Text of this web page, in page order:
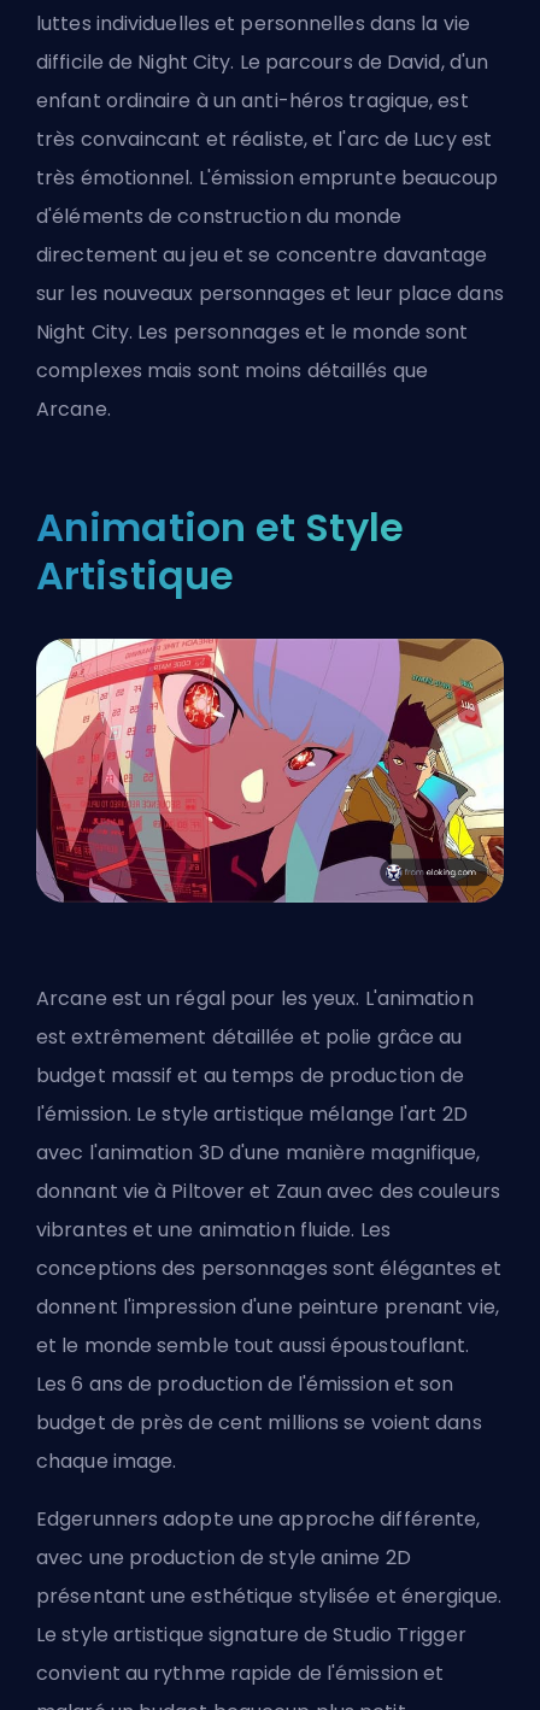
luttes individuelles et personnelles dans la vie
difficile de Night City. Le parcours de David, d'un
enfant ordinaire à un anti-héros tragique, est
très convaincant et réaliste, et l'arc de Lucy est
très émotionnel. L'émission emprunte beaucoup
d'éléments de construction du monde
directement au jeu et se concentre davantage
sur les nouveaux personnages et leur place dans
Night City. Les personnages et le monde sont
complexes mais sont moins détaillés que
Arcane.
Animation et Style
Artistique
Arcane est un régal pour les yeux. L'animation
est extrêmement détaillée et polie grâce au
budget massif et au temps de production de
l'émission. Le style artistique mélange l'art 2D
avec l'animation 3D d'une manière magnifique,
donnant vie à Piltover et Zaun avec des couleurs
vibrantes et une animation fluide. Les
conceptions des personnages sont élégantes et
donnent l'impression d'une peinture prenant vie,
et le monde semble tout aussi époustouflant.
Les 6 ans de production de l'émission et son
budget de près de cent millions se voient dans
chaque image.
Edgerunners adopte une approche différente,
avec une production de style anime 2D
présentant une esthétique stylisée et énergique.
Le style artistique signature de Studio Trigger
convient au rythme rapide de l'émission et